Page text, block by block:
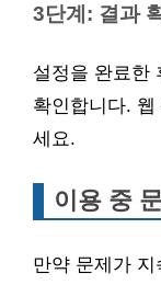
3단계: 결과
설정을 완료한
확인합니다.
세요.
이용 중
만약 문제가